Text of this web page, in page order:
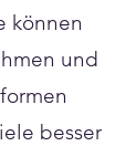
können
und
besser